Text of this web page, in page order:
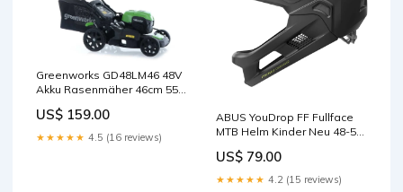
Greenworks GD48LM46 48V
Akku Rasenmäher 46cm 55L
Sport
US$ 159.00
★★★★★ 4.5 (16 reviews)
ABUS YouDrop FF Fullface
MTB Helm Kinder Neu 48-55
US$ 79.00
★★★★★ 4.2 (15 reviews)